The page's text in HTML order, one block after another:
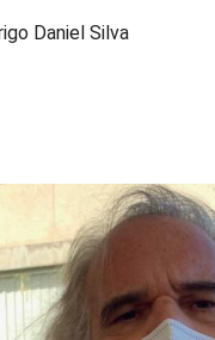
Daniel Silva